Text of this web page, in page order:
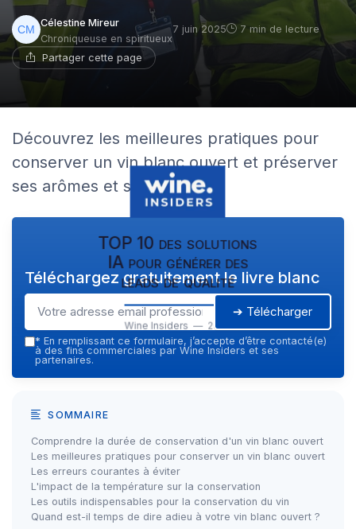
Célestine Mireur
Chroniqueuse en spiritueux
7 juin 2025 7 min de lecture
Partager cette page
Découvrez les meilleures pratiques pour
conserver un vin blanc ouvert et préserver
ses arômes et saveurs.
TOP 10 des solutions
IA pour générer des
leads de qualité
Wine Insiders — 2026
Téléchargez gratuitement le livre blanc
➔ Télécharger
* En remplissant ce formulaire, j’accepte d’être contacté(e)
à des fins commerciales par Wine Insiders et ses
partenaires.
SOMMAIRE
Comprendre la durée de conservation d'un vin blanc ouvert
Les meilleures pratiques pour conserver un vin blanc ouvert
Les erreurs courantes à éviter
L'impact de la température sur la conservation
Les outils indispensables pour la conservation du vin
Quand est-il temps de dire adieu à votre vin blanc ouvert ?